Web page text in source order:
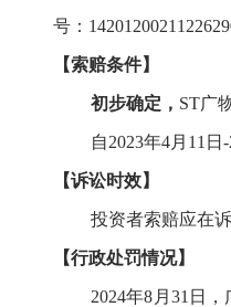
号 ：
【索赔条件】
初步确定， ST广
自2023年4月11
【诉讼时效】
投资者索赔应在
【行政处罚情况】
2024年8 月 31 日